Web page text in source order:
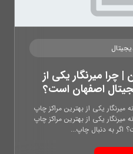
چرا میرنگار یکی از
اصفهان است؟
یکی از بهترین مراکز چاپ
یکی از بهترین مراکز چاپ
اگر به دنبال چاپ...